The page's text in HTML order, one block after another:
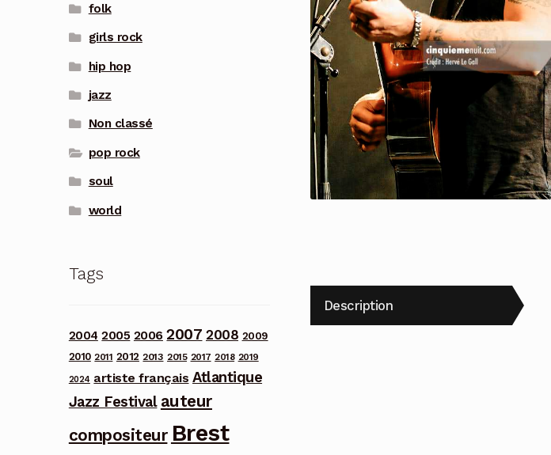
Description
folk
girls rock
hip hop
jazz
Non classé
pop rock
soul
world
Tags
2004 2005 2006 2007 2008 2009
2010 2011 2012 2013 2015 2017 2018 2019
2024 artiste français Atlantique
Jazz Festival auteur
compositeur Brest